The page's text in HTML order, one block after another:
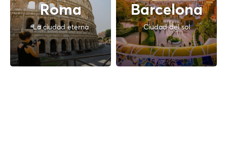
Roma
La ciudad eterna
Barcelona
Ciudad del sol